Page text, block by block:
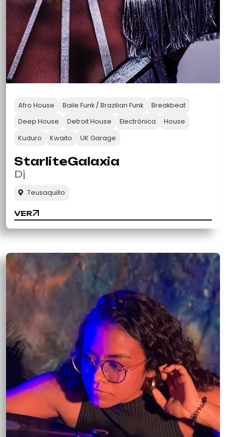
Afro House Baile Funk / Brazilian Funk
Breakbeat
Deep House
Detroit House Electrónica
House
Kuduro
Kwaito UK Garage
StarliteGalaxia
Dj
Teusaquillo
VER
VER